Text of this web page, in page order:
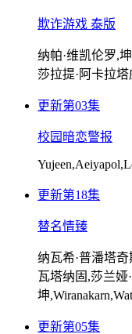
欺诈游戏 泰版
纳帕·维凯伦罗,
莎拉提·阿卡拉
更新第03集
校园暗恋警报
更新第18集
替名情臻
纳瓦希·普潘塔
瓦塔纳固,莎兰娅
坤
更新第05集